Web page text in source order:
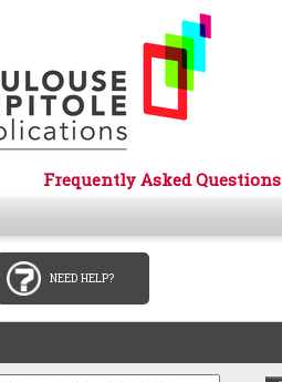
Frequently Asked Questions
NEED HELP?